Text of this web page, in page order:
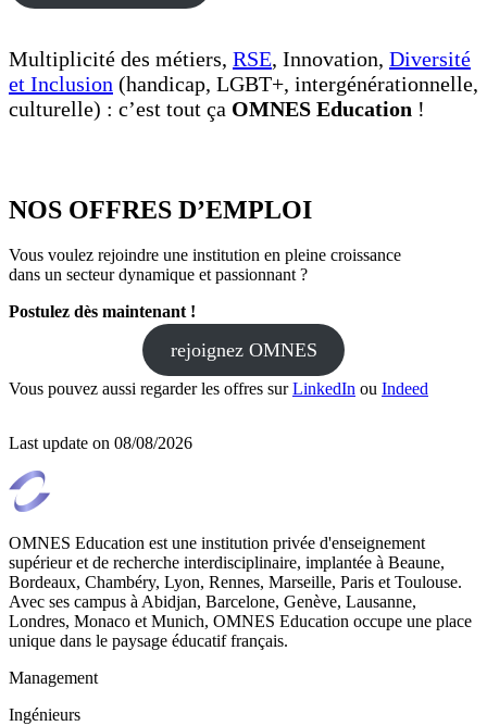
Multiplicité des métiers, RSE, Innovation, Diversité
et Inclusion (handicap, LGBT+, intergénérationnelle,
culturelle) : c’est tout ça OMNES Education !
NOS OFFRES D’EMPLOI
Vous voulez rejoindre une institution en pleine croissance
dans un secteur dynamique et passionnant ?
Postulez dès maintenant !
rejoignez OMNES
Vous pouvez aussi regarder les offres surLinkedIn ou Indeed
Last update on 08/08/2026
OMNES Education est une institution privée d'enseignement
supérieur et de recherche interdisciplinaire, implantée à Beaune,
Bordeaux, Chambéry, Lyon, Rennes, Marseille, Paris et Toulouse.
Avec ses campus à Abidjan, Barcelone, Genève, Lausanne,
Londres, Monaco et Munich, OMNES Education occupe une place
unique dans le paysage éducatif français.
Management
Ingénieurs